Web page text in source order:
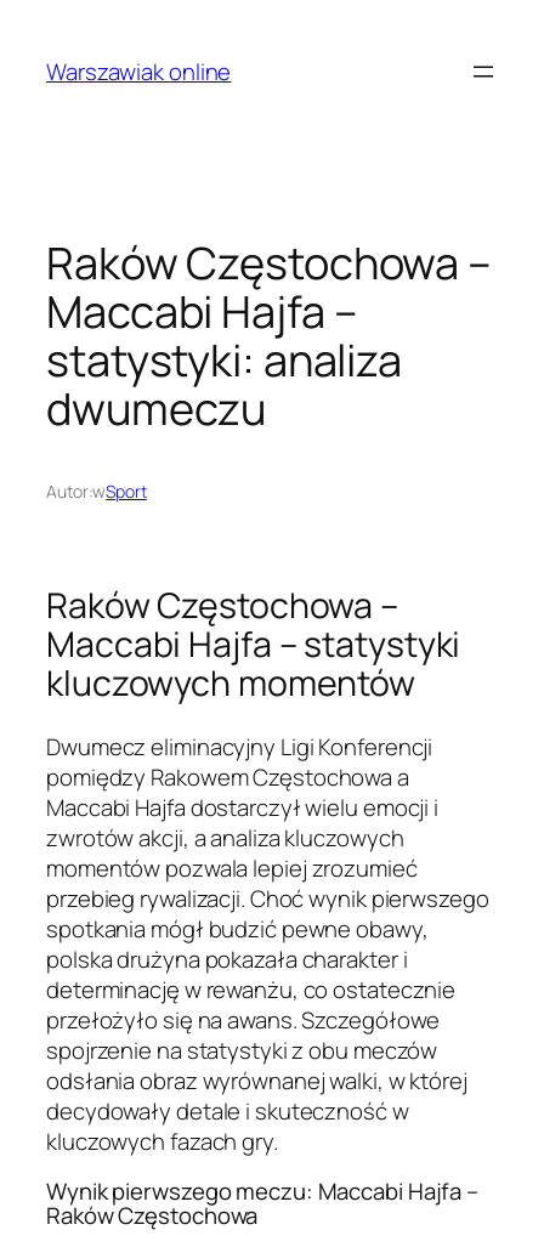
treściWarszawiak online
Raków Częstochowa –
Maccabi Hajfa –
statystyki: analiza
dwumeczu
Autor:wSport
Raków Częstochowa –
Maccabi Hajfa – statystyki
kluczowych momentów
Dwumecz eliminacyjny Ligi Konferencji
pomiędzy Rakowem Częstochowa a
Maccabi Hajfa dostarczył wielu emocji i
zwrotów akcji, a analiza kluczowych
momentów pozwala lepiej zrozumieć
przebieg rywalizacji. Choć wynik pierwszego
spotkania mógł budzić pewne obawy,
polska drużyna pokazała charakter i
determinację w rewanżu, co ostatecznie
przełożyło się na awans. Szczegółowe
spojrzenie na statystyki z obu meczów
odsłania obraz wyrównanej walki, w której
decydowały detale i skuteczność w
kluczowych fazach gry.
Wynik pierwszego meczu: Maccabi Hajfa –
Raków Częstochowa